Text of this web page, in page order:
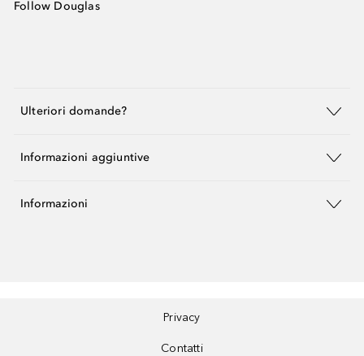
Follow Douglas
Ulteriori domande?
Informazioni aggiuntive
Informazioni
Privacy
Contatti